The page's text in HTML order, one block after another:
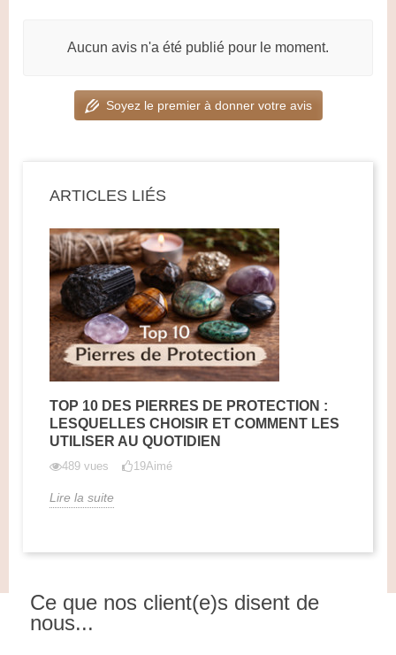
Aucun avis n'a été publié pour le moment.
Soyez le premier à donner votre avis
ARTICLES LIÉS
TOP 10 DES PIERRES DE PROTECTION :
LESQUELLES CHOISIR ET COMMENT LES
UTILISER AU QUOTIDIEN
489 vues 19Aimé
Lire la suite
Ce que nos client(e)s disent de
nous...